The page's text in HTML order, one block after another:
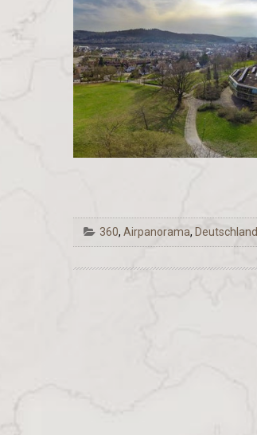
360, Airpanorama, Deutschland